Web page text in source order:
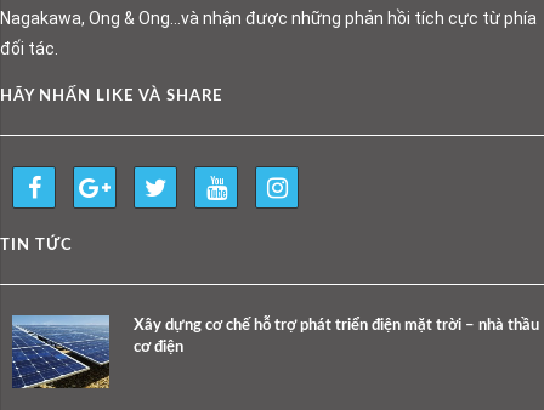
Nagakawa, Ong & Ong…và nhận được những phản hồi tích cực từ phía
đối tác.
HÃY NHẤN LIKE VÀ SHARE
TIN TỨC
Xây dựng cơ chế hỗ trợ phát triển điện mặt trời – nhà thầu
cơ điện